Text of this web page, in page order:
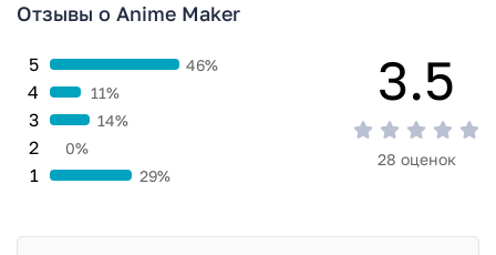
Отзывы о Anime Maker
1 29%
2 0%
3 14%
4 11%
5 46% 3.5
28 оценок